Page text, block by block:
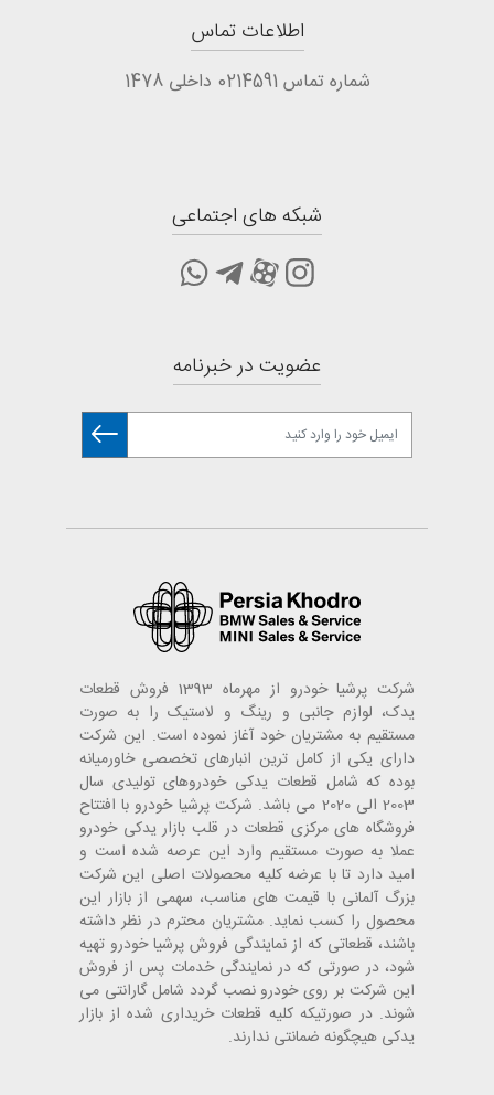
اطلاعات تماس
شماره تماس 0214591 داخلی 1478
شبکه های اجتماعی
عضویت در خبرنامه
شرکت پرشیا خودرو از مهرماه 1393 فروش قطعات
یدک، لوازم جانبی و رینگ و لاستیک را به صورت
مستقیم به مشتریان خود آغاز نموده است. این شرکت
دارای یکی از کامل ترین انبارهای تخصصی خاورمیانه
بوده که شامل قطعات یدکی خودروهای تولیدی سال
2003 الی 2020 می باشد. شرکت پرشیا خودرو با افتتاح
فروشگاه های مرکزی قطعات در قلب بازار یدکی خودرو
عملا به صورت مستقیم وارد این عرصه شده است و
امید دارد تا با عرضه کلیه محصولات اصلی این شرکت
بزرگ آلمانی با قیمت های مناسب، سهمی از بازار این
محصول را کسب نماید. مشتریان محترم در نظر داشته
باشند، قطعاتی که از نمایندگی فروش پرشیا خودرو تهیه
شود، در صورتی که در نمایندگی خدمات پس از فروش
این شرکت بر روی خودرو نصب گردد شامل گارانتی می
شوند. در صورتیکه کلیه قطعات خریداری شده از بازار
یدکی هیچگونه ضمانتی ندارند.